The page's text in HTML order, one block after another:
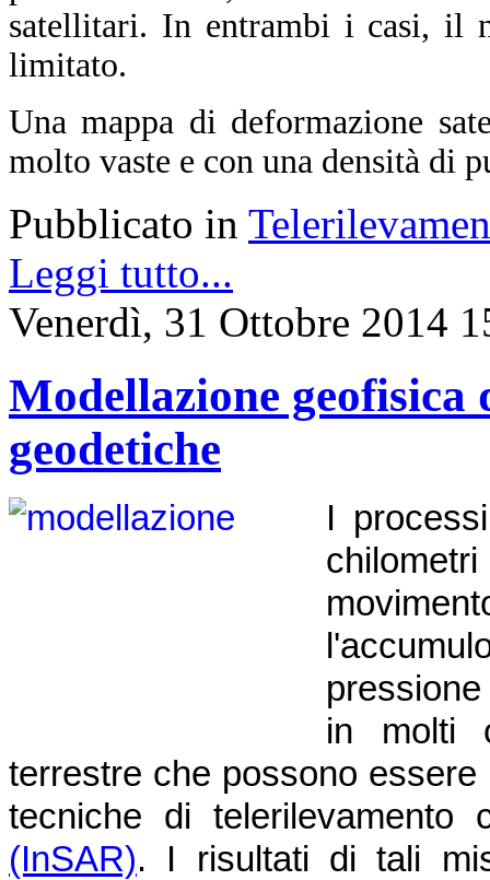
satellitari. In entrambi i casi, il
limitato.
Una mappa di deformazione
molto vaste e con una densità di
Pubblicato in
Leggi tutto...
Venerdì, 31 Ottobre 2014
Modellazione
geodetiche
I
in molti
terrestre che possono
tecniche di telerilevamento
(InSAR). I risultati di tali